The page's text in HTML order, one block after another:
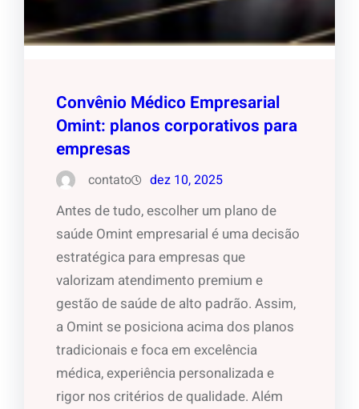
Convênio Médico Empresarial
Omint: planos corporativos para
empresas
contato dez 10, 2025
Antes de tudo, escolher um plano de
saúde Omint empresarial é uma decisão
estratégica para empresas que
valorizam atendimento premium e
gestão de saúde de alto padrão. Assim,
a Omint se posiciona acima dos planos
tradicionais e foca em excelência
médica, experiência personalizada e
rigor nos critérios de qualidade. Além